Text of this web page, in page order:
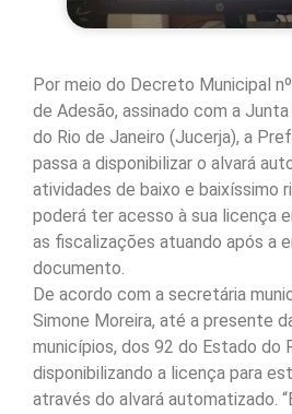
Por meio do Decreto Municipal
de Adesão, assinado com a
do Rio de Janeiro (Jucerja), a
passa a disponibilizar o alvará
atividades de baixo e baixíssimo
poderá ter acesso à sua licença
as fiscalizações atuando após a
documento.
De acordo com a secretária
Simone Moreira, até a presente
municípios, dos 92 do Estado do
disponibilizando a licença para
através do alvará automatizado.